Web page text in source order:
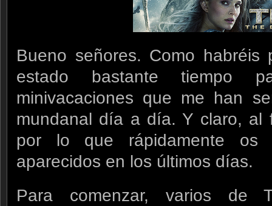
Bueno señores. Como habréis
estado bastante tiempo
minivacaciones que me han
mundanal día a día. Y claro, al
por lo que rápidamente os
aparecidos en los últimos días.
Para comenzar, varios de